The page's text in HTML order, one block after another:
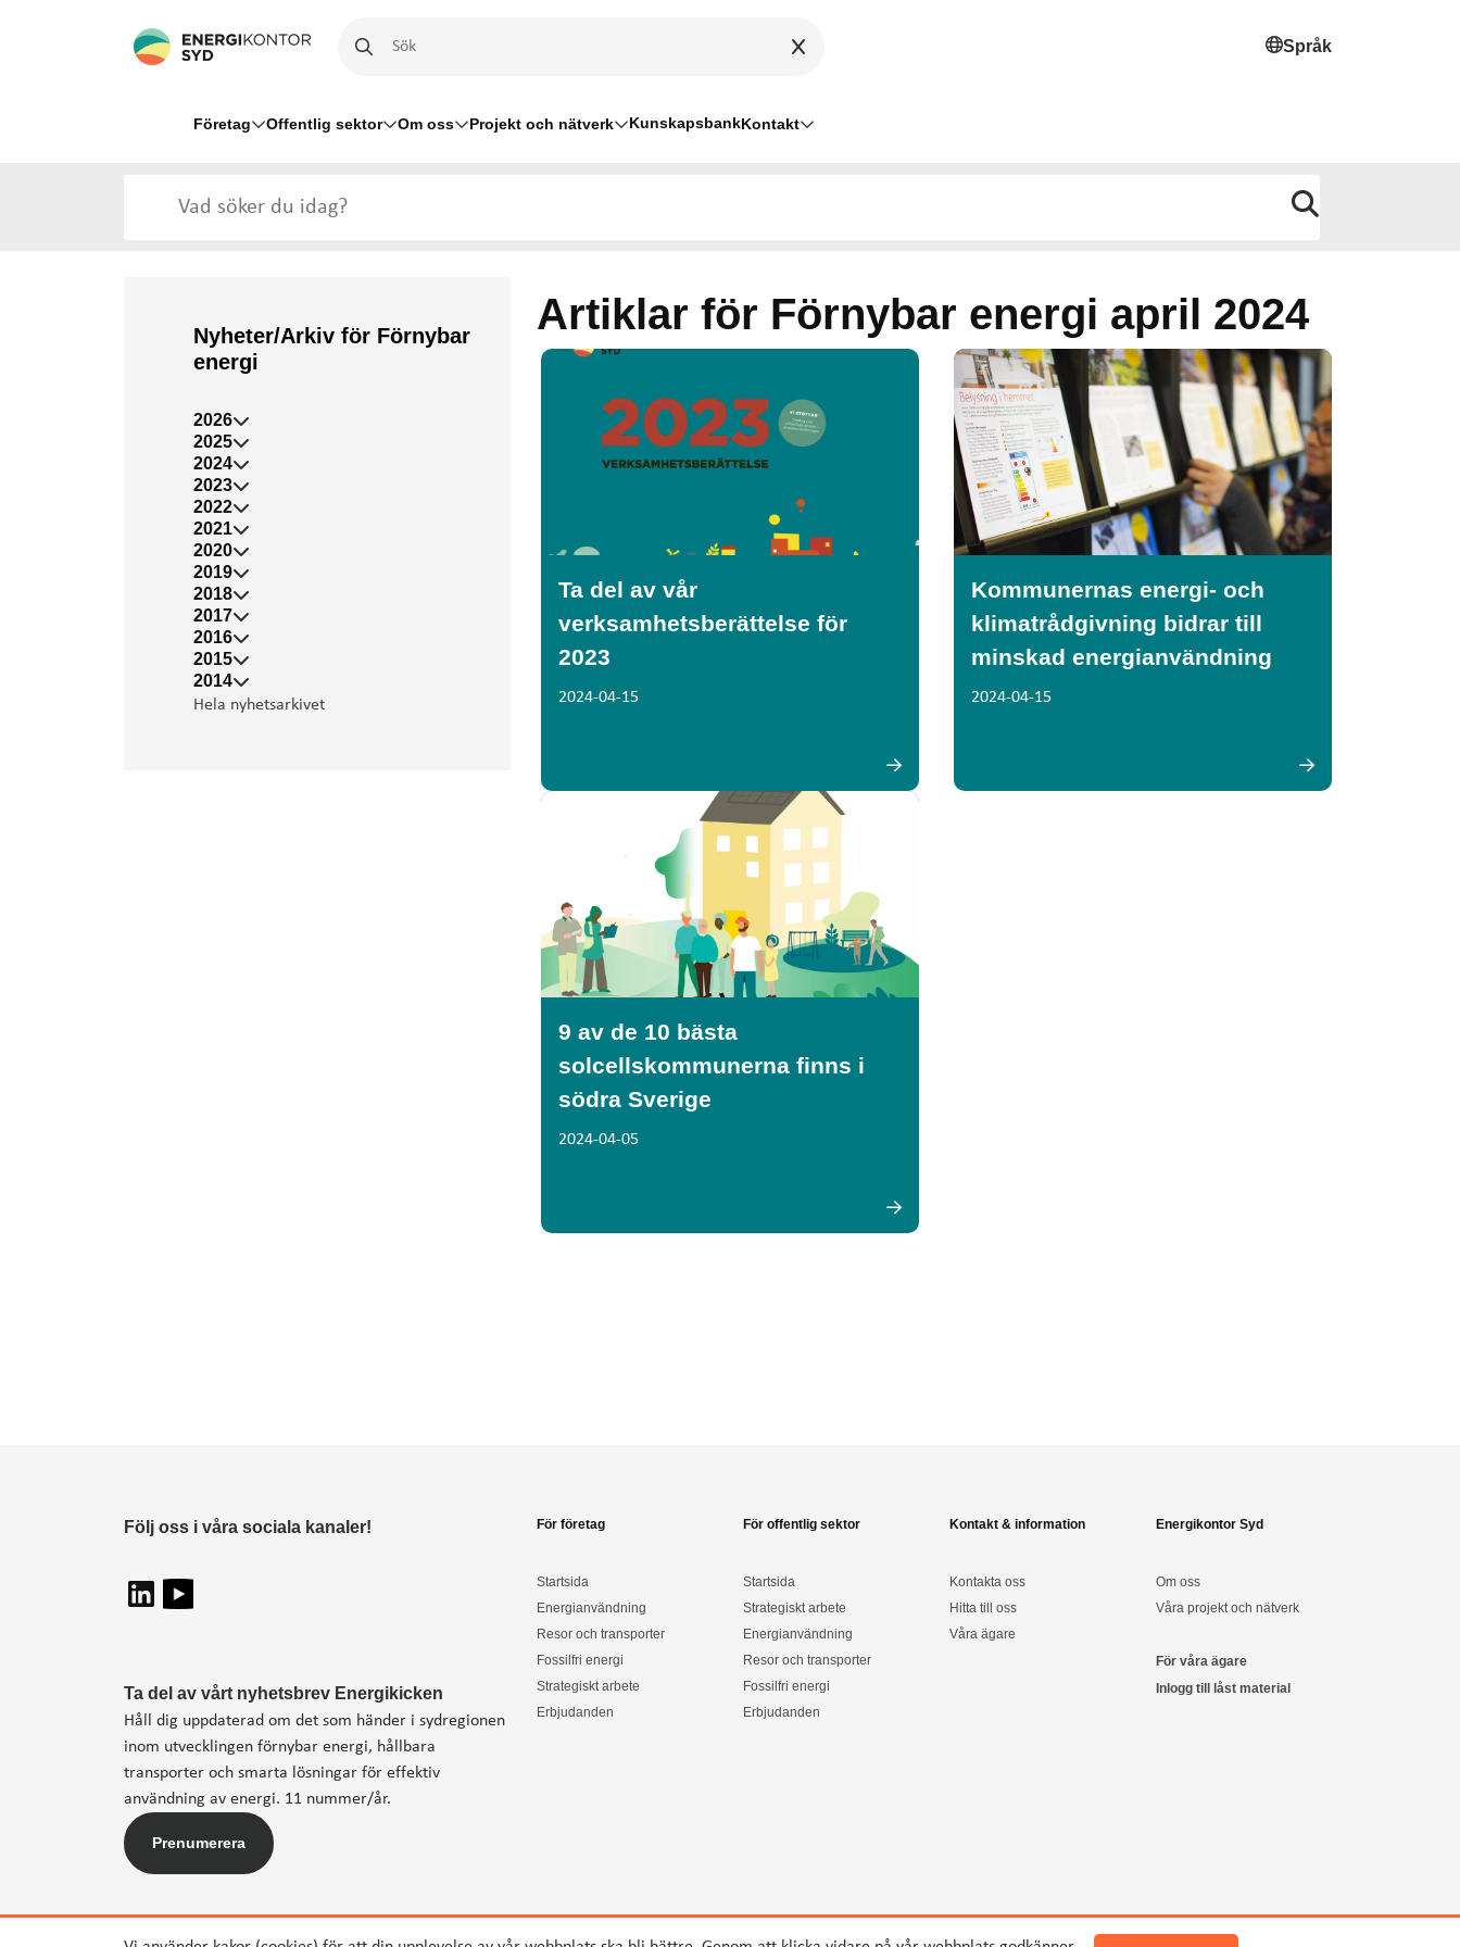
Språk
Företag Offentlig sektor Om oss Projekt och nätverk KunskapsbankKontakt
Artiklar för Förnybar energi april 2024
Ta del av vår
verksamhetsberättelse för
2023
2024-04-15
Kommunernas energi- och
klimatrådgivning bidrar till
minskad energianvändning
2024-04-15
9 av de 10 bästa
solcellskommunerna finns i
södra Sverige
2024-04-05
Nyheter/Arkiv för Förnybar
energi
2026
2025
2024
2023
2022
2021
2020
2019
2018
2017
2016
2015
2014
Hela nyhetsarkivet
Ta del av vårt nyhetsbrev Energikicken
Håll dig uppdaterad om det som händer i sydregionen
inom utvecklingen förnybar energi, hållbara
transporter och smarta lösningar för effektiv
användning av energi. 11 nummer/år.
Prenumerera
Följ oss i våra sociala kanaler! För företag
Startsida
Energianvändning
Resor och transporter
Fossilfri energi
Strategiskt arbete
Erbjudanden
För offentlig sektor
Startsida
Strategiskt arbete
Energianvändning
Resor och transporter
Fossilfri energi
Erbjudanden
Kontakt & information
Kontakta oss
Hitta till oss
Våra ägare
Energikontor Syd
Om oss
Våra projekt och nätverk
För våra ägare
Inlogg till låst material